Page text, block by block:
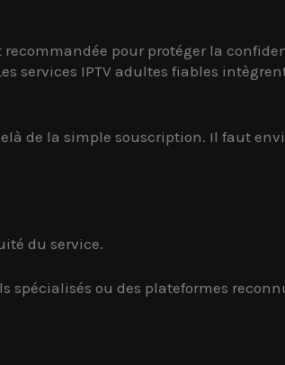
recommandée pour protéger la
services IPTV adultes fiables
de la simple souscription. Il faut
du service.
spécialisés ou des plateformes